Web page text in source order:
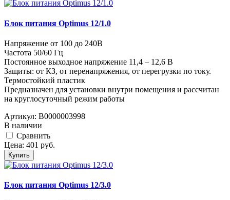
Блок питания Optimus 12/1.0
Напряжение от 100 до 240В
Частота 50/60 Гц
Постоянное выходное напряжение 11,4 – 12,6 В
Защиты: от КЗ, от перенапряжения, от перегрузки по току.
Термостойкий пластик
Предназначен для установки внутри помещения и рассчитан
на круглосуточный режим работы
Артикул: В0000003998
В наличии
Cравнить
Цена: 401 руб.
Купить
Блок питания Optimus 12/3.0